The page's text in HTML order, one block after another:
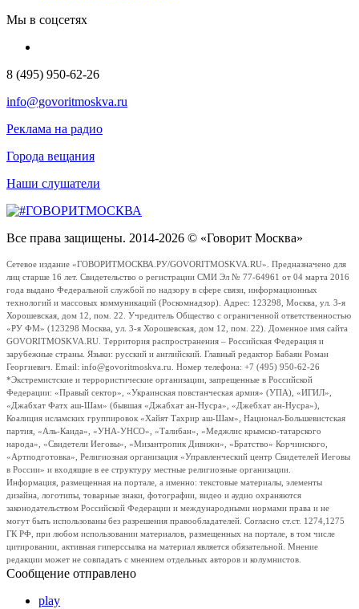
Мы в соцсетях
8 (495) 950-62-26
info@govoritmoskva.ru
Реклама на радио
Города вещания
Наши слушатели
Все права защищены. 2014-2026 © «Говорит Москва»
Сетевое издание «ГОВОРИТМОСКВА.РУ/GOVORITMOSKVA.RU». Предназначено для
лиц старше 16 лет. Свидетельство о регистрации СМИ Эл № 77-64961 от 04 марта 2016
года выдано Федеральной службой по надзору в сфере связи, информационных
технологий и массовых коммуникаций (Роскомнадзор). Адрес: 123298, Москва, ул. 3-я
Хорошевская, дом 12, пом. 22. Учредитель Общество с ограниченной ответственностью
«РУ ФМ» (123298 Москва, ул. 3-я Хорошевская, дом 12, пом. 22). Доменное имя сайта
GOVORITMOSKVA.RU. Территория распространения – Российская Федерация и
зарубежные страны. Языки: русский и английский. Главный редактор Бабаян Роман
Георгиевич. Email: info@govoritmoskva.ru. Номер телефона: +7 (495) 950-62-26
*Экстремистские и террористические организации, запрещенные в Российской
Федерации: «Правый сектор», «Украинская повстанческая армия» (УПА), «ИГИЛ»,
«Джабхат Фатх аш-Шам» (бывшая «Джабхат ан-Нусра», «Джебхат ан-Нусра»),
Коалиция исламских группировок «Хайят Тахрир аш-Шам», Национал-Большевистская
партия, «Аль-Каида», «УНА-УНСО», «Талибан», «Меджлис крымско-татарского
народа», «Свидетели Иеговы», «Мизантропик Дивижн», «Братство» Корчинского,
«Артподготовка», Религиозная организация «Управленческий центр Свидетелей Иеговы
в России» и входящие в ее структуру местные религиозные организации.
Информация, размещенная на портале, а именно: текстовые материалы, элементы
дизайна, логотипы, товарные знаки, фотографии, видео и аудио охраняются
законодательством Российской Федерации и международными нормами права и не
могут быть использованы без разрешения правообладателей. Согласно ст.ст. 1274,1275
ГК РФ, при любом использовании материалов, размещенных на портале, в том числе
цитировании, активная гиперссылка на материал является обязательной. Мнение
редакции может не совпадать с мнением отдельных авторов и колумнистов.
Сообщение отправлено
play